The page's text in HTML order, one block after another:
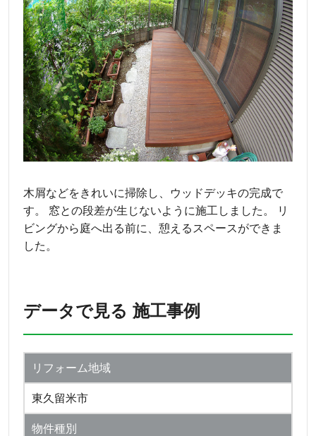
木屑などをきれいに掃除し、ウッドデッキの完成で
す。 窓との段差が生じないように施工しました。 リ
ビングから庭へ出る前に、憩えるスペースができま
した。
データで見る 施工事例
リフォーム地域
東久留米市
物件種別